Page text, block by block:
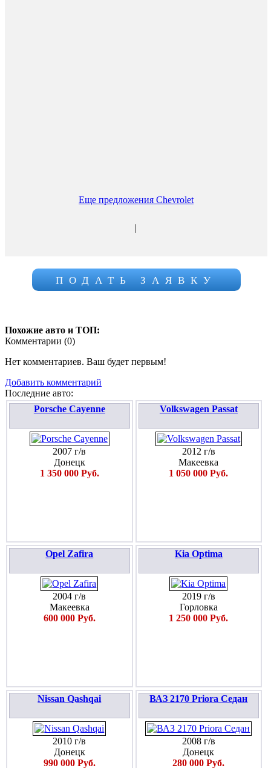
Еще предложения Chevrolet
|
ПОДАТЬ ЗАЯВКУ
Похожие авто и ТОП:
Комментарии (0)
Нет комментариев. Ваш будет первым!
Добавить комментарий
Последние авто:
Porsche Cayenne
2007 г/в
Донецк
1 350 000 Руб.
Volkswagen Passat
2012 г/в
Макеевка
1 050 000 Руб.
Opel Zafira
2004 г/в
Макеевка
600 000 Руб.
Kia Optima
2019 г/в
Горловка
1 250 000 Руб.
Nissan Qashqai
2010 г/в
Донецк
990 000 Руб.
ВАЗ 2170 Priora Седан
2008 г/в
Донецк
280 000 Руб.